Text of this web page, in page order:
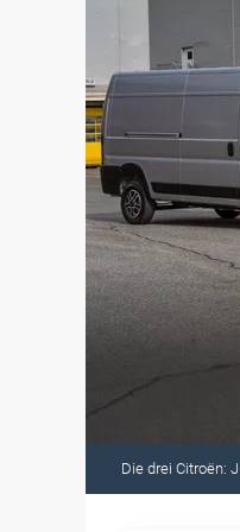
Die drei Citroën: